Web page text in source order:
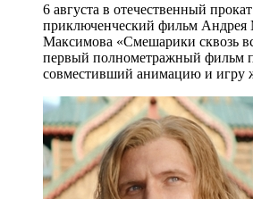
6 августа в отечественный
приключенческий фильм
Максимова «Смешарики сквозь
первый полнометражный фильм
совместивший анимацию и игру